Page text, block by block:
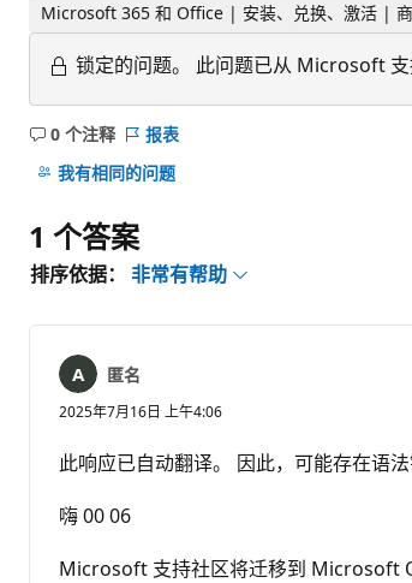
Microsoft 365 和 Office | 安装、兑换、激活 |
锁定的问题。 此问题已从 Microsoft
0 个注释
无
注
报表
我有相同的问题
1 个答案
排序依据： 非常有帮助
匿名
2025年7月16日 上午4:06
此响应已自动翻译。 因此，可能存在语法
嗨 00 06
Microsoft 支持社区将迁移到 Microsoft